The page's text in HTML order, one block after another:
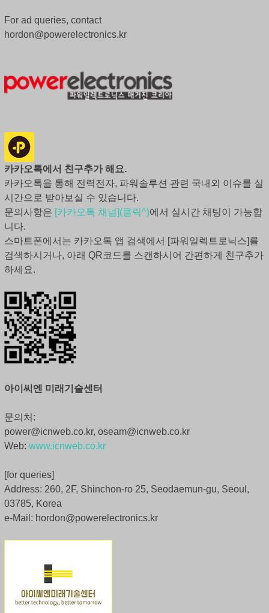
For ad queries, contact
hordon@powerelectronics.kr
카카오톡에서 친구추가 해요.
카카오톡을 통해 전력전자, 파워솔루션 관련 국내외 이슈를 실
시간으로 받아보실 수 있습니다.
문의사항은 [카카오톡 채널](클릭^)에서 실시간 채팅이 가능합
니다.
스마트폰에서는 카카오톡 앱 검색에서 [파워일렉트로닉스]를
검색하시거나, 아래 QR코드를 스캔하시어 간편하게 친구추가
하세요.
아이씨엔 미래기술센터
문의처:
power@icnweb.co.kr, oseam@icnweb.co.kr
Web: www.icnweb.co.kr
[for queries]
Address: 260, 2F, Shinchon-ro 25, Seodaemun-gu, Seoul,
03785, Korea
e-Mail: hordon@powerelectronics.kr